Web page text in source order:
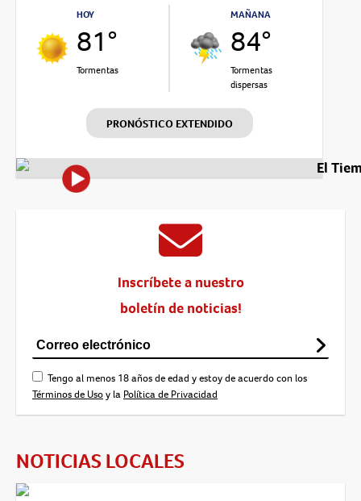
HOY
81°
Tormentas
MAÑANA
84°
Tormentas
dispersas
PRONÓSTICO EXTENDIDO
El
Inscríbete a nuestro
boletín de noticias!
Tengo al menos 18 años de edad y estoy de acuerdo con los
Términos de Usoy la Política de Privacidad
NOTICIAS LOCALES